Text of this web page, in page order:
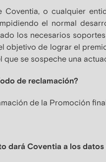
Coventia, o cualquier
el normal
los necesarios
objetivo de lograr el
que se sospeche una
de reclamación?
de la Promoción
dará Coventia a los